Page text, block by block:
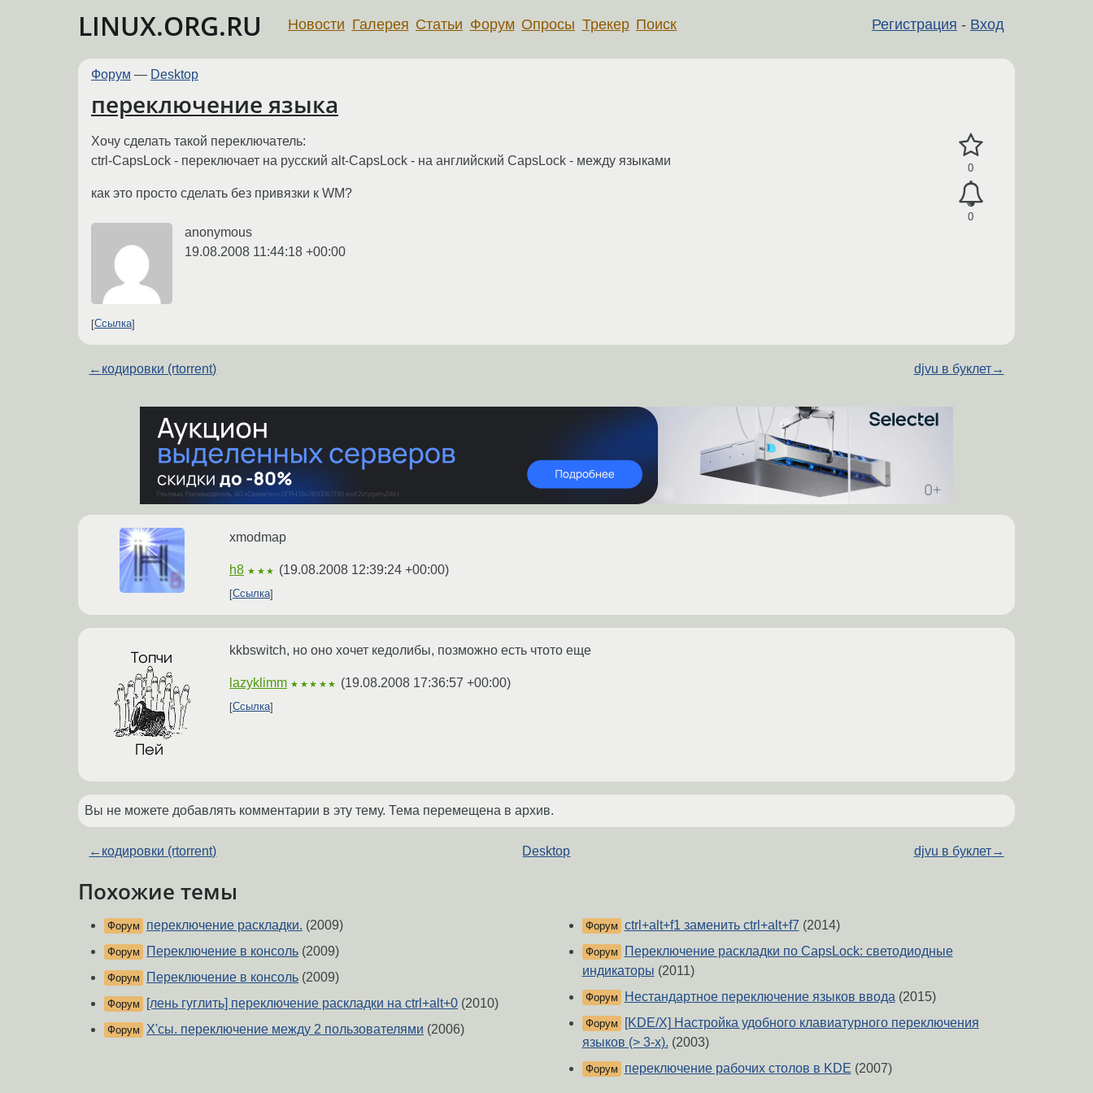
LINUX.ORG.RU Регистрация - Вход
Новости Галерея Статьи Форум Опросы Трекер Поиск
Форум — Desktop
переключение языка
0
0
Xочу сделать такой переключатель:
ctrl-CapsLock - переключает на русский alt-CapsLock - на английский CapsLock - между языками
как это просто сделать без привязки к WM?
anonymous
19.08.2008 11:44:18 +00:00
Ссылка
← кодировки (rtorrent) djvu в буклет→
xmodmap
h8 ★★★ (19.08.2008 12:39:24 +00:00)
Ссылка
kkbswitch, но оно хочет кедолибы, позможно есть чтото еще
lazyklimm ★★★★★ (19.08.2008 17:36:57 +00:00)
Ссылка
Вы не можете добавлять комментарии в эту тему. Тема перемещена в архив.
← кодировки (rtorrent) Desktop djvu в буклет→
Похожие темы
Форум переключение раскладки. (2009)
Форум Переключение в консоль (2009)
Форум Переключение в консоль (2009)
Форум [лень гуглить] переключение раскладки на ctrl+alt+0 (2010)
Форум Х'сы. переключение между 2 пользователями (2006)
Форум ctrl+alt+f1 заменить ctrl+alt+f7 (2014)
Форум
Переключение раскладки по CapsLock: светодиодные
индикаторы (2011)
Форум Нестандартное переключение языков ввода(2015)
Форум
[KDE/X] Настройка удобного клавиатурного переключения
языков (> 3-x). (2003)
Форум переключение рабочих столов в KDE (2007)